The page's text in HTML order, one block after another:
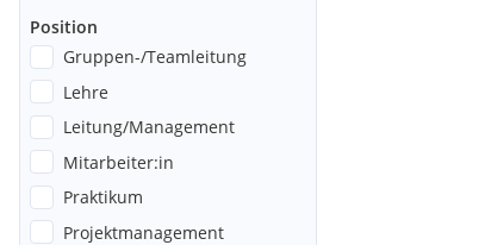
Position
Gruppen-/Teamleitung
Lehre
Leitung/Management
Mitarbeiter:in
Praktikum
Projektmanagement